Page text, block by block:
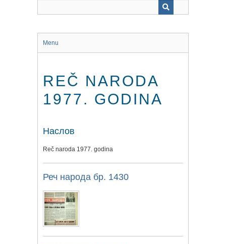
Menu
REČ NARODA
1977. GODINA
Наслов
Reč naroda 1977. godina
Реч народа бр. 1430